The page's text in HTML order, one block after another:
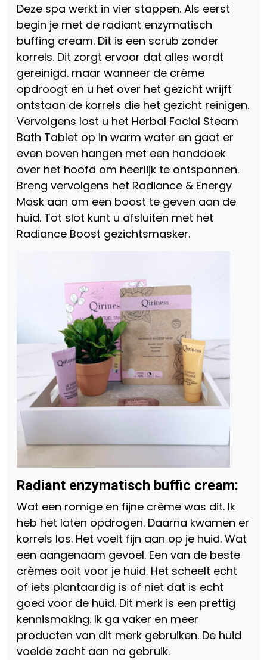
Deze spa werkt in vier stappen. Als eerst
begin je met de radiant enzymatisch
buffing cream. Dit is een scrub zonder
korrels. Dit zorgt ervoor dat alles wordt
gereinigd. maar wanneer de crème
opdroogt en u het over het gezicht wrijft
ontstaan de korrels die het gezicht reinigen.
Vervolgens lost u het Herbal Facial Steam
Bath Tablet op in warm water en gaat er
even boven hangen met een handdoek
over het hoofd om heerlijk te ontspannen.
Breng vervolgens het Radiance & Energy
Mask aan om een boost te geven aan de
huid. Tot slot kunt u afsluiten met het
Radiance Boost gezichtsmasker.
Radiant enzymatisch buffic cream:
Wat een romige en fijne crème was dit. Ik
heb het laten opdrogen. Daarna kwamen er
korrels los. Het voelt fijn aan op je huid. Wat
een aangenaam gevoel. Een van de beste
crèmes ooit voor je huid. Het scheelt echt
of iets plantaardig is of niet dat is echt
goed voor de huid. Dit merk is een prettig
kennismaking. Ik ga vaker en meer
producten van dit merk gebruiken. De huid
voelde zacht aan na gebruik.